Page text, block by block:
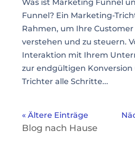
Was ist Marketing Funnel
Funnel? Ein Marketing-
Rahmen, um Ihre Customer
verstehen und zu steuern.
Interaktion mit Ihrem
zur endgültigen Konversion
Trichter alle Schritte...
« Ältere Einträge
Blog nach Hause